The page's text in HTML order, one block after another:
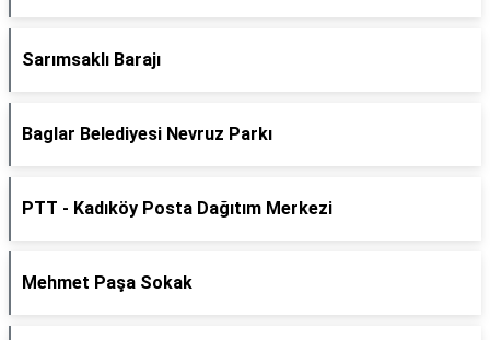
Sarımsaklı Barajı
Baglar Belediyesi Nevruz Parkı
PTT - Kadıköy Posta Dağıtım Merkezi
Mehmet Paşa Sokak